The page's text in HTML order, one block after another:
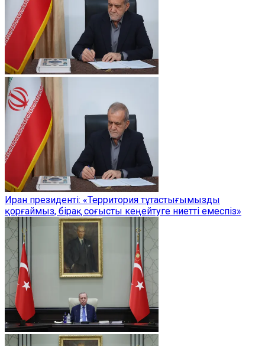
Иран президенті: «Территория тұтастығымызды
қорғаймыз, бірақ соғысты кеңейтуге ниетті емеспіз»